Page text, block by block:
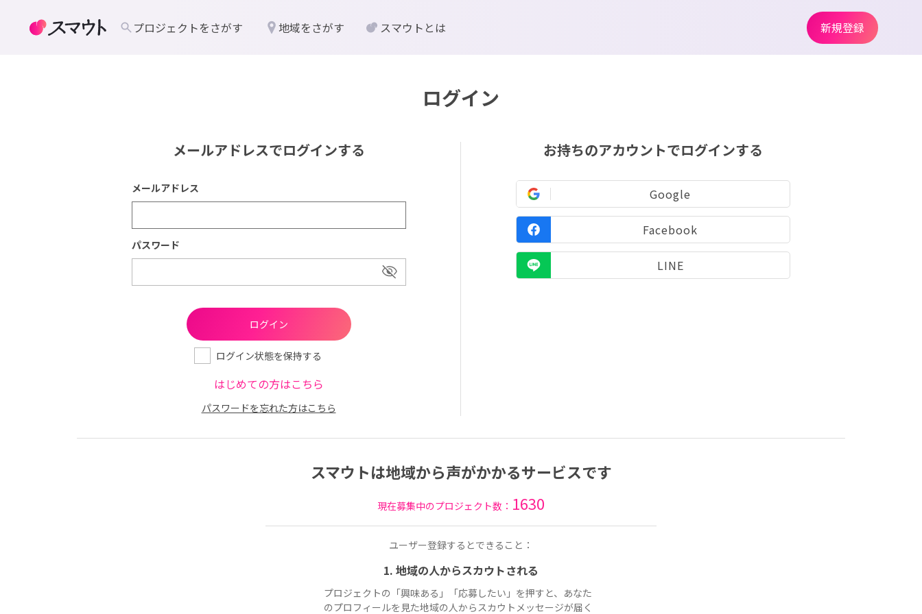
ログイン
メールアドレスでログインする
メールアドレス
パスワード
ログイン状態を保持する
はじめての方はこちら
パスワードを忘れた方はこちら
お持ちのアカウントでログインする
Google
Facebook
LINE
スマウトは地域から声がかかるサービスです
現在募集中のプロジェクト数： 1630
ユーザー登録するとできること：
1. 地域の人からスカウトされる
プロジェクトの「興味ある」「応募したい」を押すと、あなた
のプロフィールを見た地域の人からスカウトメッセージが届く
プロジェクトをさがす 地域をさがす スマウトとは 新規登録